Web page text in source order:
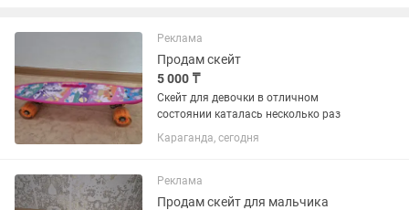
Реклама
Продам скейт
5 000 ₸
Скейт для девочки в отличном
состоянии каталась несколько раз
Караганда, сегодня
Реклама
Продам скейт для мальчика